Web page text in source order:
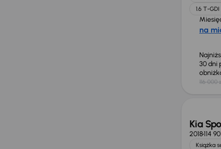
1.6 T-
na
30 dni
116 000
Kia
2018114
Książka